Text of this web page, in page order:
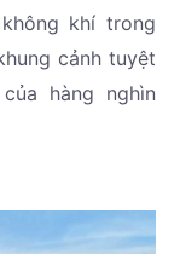
khí trong
cảnh tuyệt
hàng nghìn